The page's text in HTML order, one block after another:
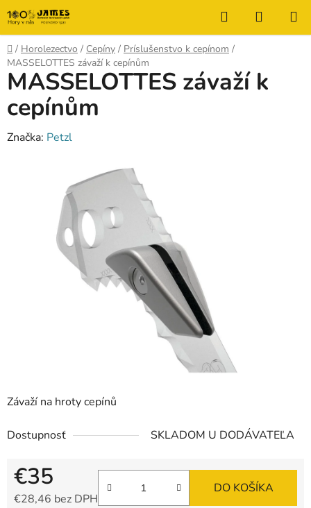
Prejsť
na
obsah
Hľadať
KOŠÍK
Domov
/ Horolezectvo / Cepíny / Príslušenstvo k cepínom /
MASSELOTTES závaží k cepínům
Závaží na hroty cepínů
Dostupnosť SKLADOM U DODÁVATEĽA
€35
€28,46 bez DPH
DO KOŠÍKA
MASSELOTTES závaží k
cepínům
Značka: Petzl